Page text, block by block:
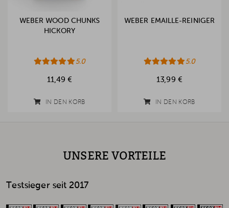
WEBER WOOD CHUNKS
HICKORY
5.0
11,49 €
IN DEN KORB
WEBER EMAILLE-REINIGER
5.0
13,99 €
IN DEN KORB
UNSERE VORTEILE
Testsieger seit 2017